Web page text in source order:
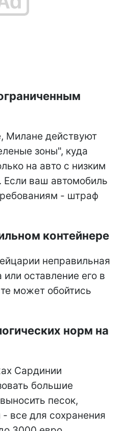
Милане действуют
зоны", куда
на авто с низким
ваш автомобиль
- штраф
контейнере
неправильная
оставление его в
может обойтись
норм на
Сардинии
большие
песок,
все для сохранения